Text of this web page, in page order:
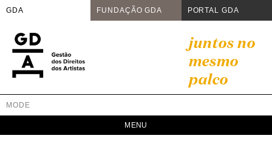
GDA FUNDAÇÃO GDA PORTAL GDA
content
juntos no
mesmo
palco
GDA
Juntos no mesmo palco
MODE